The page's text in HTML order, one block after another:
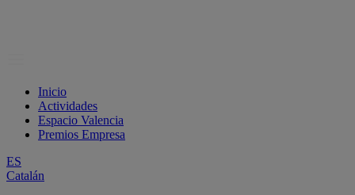
Inicio
Actividades
Espacio Valencia
Premios Empresa
ES
Catalán